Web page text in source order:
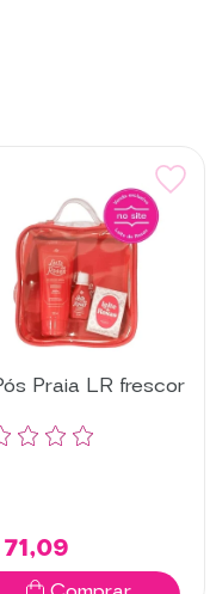
Praia LR frescor